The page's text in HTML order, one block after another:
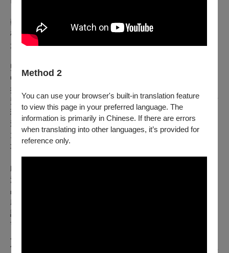
Method 2
You can use your browser's built-in translation feature
to view this page in your preferred language. The
information is primarily in Chinese. If there are errors
when translating into other languages, it’s provided for
reference only.
藝術指導｜柯琳・梅雷爾
柯琳身兼電影、定格動畫及戲劇的美術指導。在她的手中，佈
景都能化為說故事的環境與空間。在導演馬克・奧斯本執導的
監，而在加拿大國家電影局獲獎導演張僑勇的《果樹獵人》
中，她也扛起了美術指導一職。她與導演卡拉・布雷克持續在
探索微縮模型在電影中的應用，倆人受到蒙特婁當代樂團與獅
鷲三重奏委託製作的電影《幻覺》更是在2015年粉墨登場。柯
琳曾參與王家衛導演的《我的藍莓夜》及瑪麗・史都華・麥特
森的《吃蛋糕的人》的製作，而在戲劇方面，則是參與了紐約
大學蒂施藝術學院的百老匯舞台與電影設計課程。柯琳現為魁
北克蒙特婁協和大學戲劇系教職員。
戲偶設計｜派翠克・馬特爾
派翠克擔任操偶師、戲偶與佈景設計師已有二十逾年。他的作
品可見於許多戲劇中，包括法國戲劇《我們倆！》；而《前幕
劇院》更是讓他獲得了亞林獎的殊榮，成為世界各地優秀戲偶
設計師的一員。他曾與美國亞特蘭大戲偶藝術中心合作為《唐
吉訶德》設計佈景、服裝與木偶，也為《1、2、3⋯⋯巨
作戲偶。2000年，他開始在加拿大蒙特婁魁北克大學授課，並